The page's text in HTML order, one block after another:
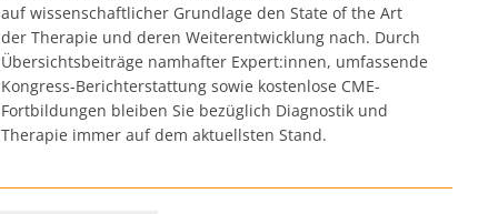
auf wissenschaftlicher Grundlage den State of the Art
der Therapie und deren Weiterentwicklung nach. Durch
Übersichtsbeiträge namhafter Expert:innen, umfassende
Kongress-Berichterstattung sowie kostenlose CME-
Fortbildungen bleiben Sie bezüglich Diagnostik und
Therapie immer auf dem aktuellsten Stand.